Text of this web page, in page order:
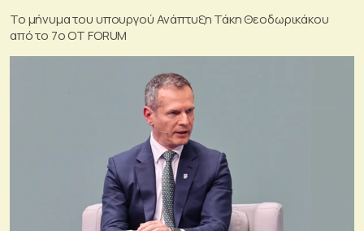
Το μήνυμα του υπουργού Ανάπτυξη Τάκη Θεοδωρικάκου
από το 7ο OT FORUM